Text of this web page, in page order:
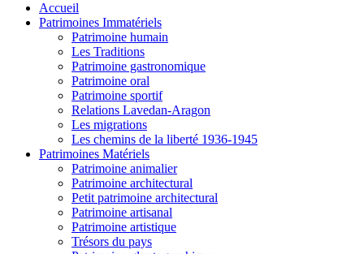
Accueil
Patrimoines Immatériels
Patrimoine humain
Les Traditions
Patrimoine gastronomique
Patrimoine oral
Patrimoine sportif
Relations Lavedan-Aragon
Les migrations
Les chemins de la liberté 1936-1945
Patrimoines Matériels
Patrimoine animalier
Patrimoine architectural
Petit patrimoine architectural
Patrimoine artisanal
Patrimoine artistique
Trésors du pays